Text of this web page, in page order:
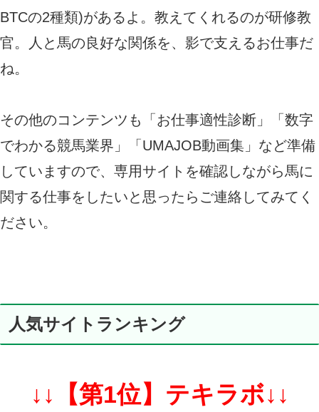
BTCの2種類)があるよ。教えてくれるのが研修教
官。人と馬の良好な関係を、影で支えるお仕事だ
ね。
その他のコンテンツも「お仕事適性診断」「数字
でわかる競馬業界」「UMAJOB動画集」など準備
していますので、専用サイトを確認しながら馬に
関する仕事をしたいと思ったらご連絡してみてく
ださい。​
人気サイトランキング
↓↓【第1位】テキラボ↓↓